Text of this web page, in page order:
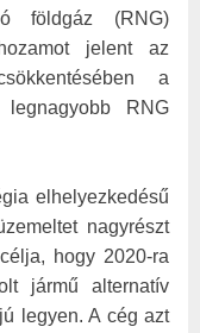
földgáz (RNG)
jelent az
a
RNG
elhelyezkedésű
nagyrészt
hogy 2020-ra
jármű alternatív
legyen. A cég azt